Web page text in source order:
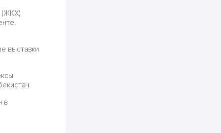
(ЖКХ)
выставки
в